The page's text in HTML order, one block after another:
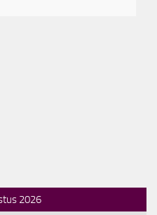
2026